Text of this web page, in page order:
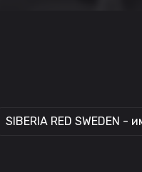
SIBERIA RED SWEDEN -